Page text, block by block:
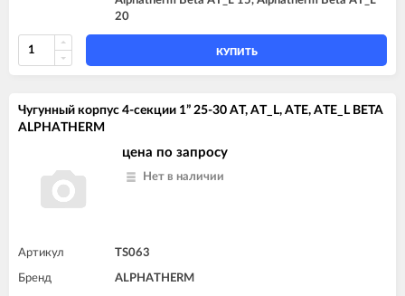
20
КУПИТЬ
Чугунный корпус 4-секции 1” 25-30 AT, AT_L, ATE, ATE_L BETA
ALPHATHERM
цена по запросу
Нет в наличии
Артикул TS063
Бренд ALPHATHERM